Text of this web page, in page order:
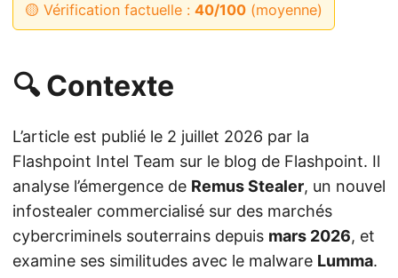
🟡 Vérification factuelle : 40/100(moyenne)
🔍 Contexte
L’article est publié le 2 juillet 2026 par la
Flashpoint Intel Team sur le blog de Flashpoint. Il
analyse l’émergence de Remus Stealer, un nouvel
infostealer commercialisé sur des marchés
cybercriminels souterrains depuis mars 2026, et
examine ses similitudes avec le malware Lumma.